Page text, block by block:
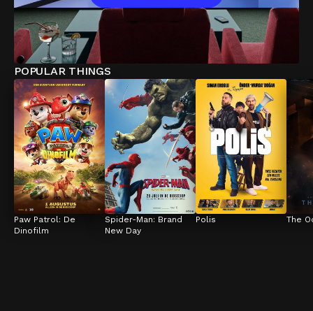
POPULAR THINGS
Paw Patrol: De
Dinofilm
Spider-Man: Brand
New Day
Polis The